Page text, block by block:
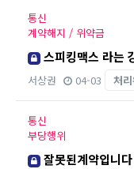
통신
계약해지 / 위약금
스피킹맥스 라는
서상권 04-03 처
통신
부당행위
잘못된계약입니